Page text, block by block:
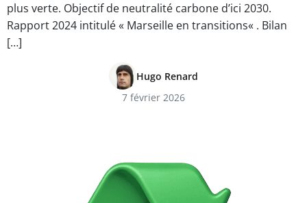
plus verte. Objectif de neutralité carbone d’ici 2030.
Rapport 2024 intitulé « Marseille en transitions« . Bilan
[…]
Hugo Renard
7 février 2026